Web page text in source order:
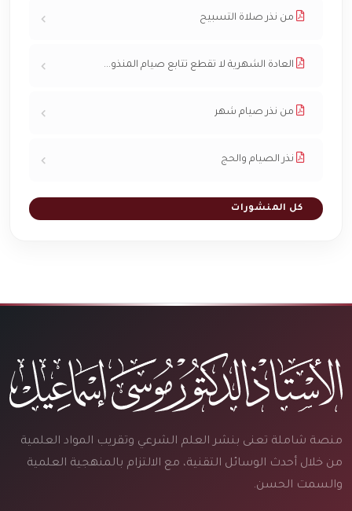
من نذر صلاة التسبيح
العادة الشهرية لا تقطع تتابع صيام المنذو...
من نذر صيام شهر
نذر الصيام والحج
كل المنشورات
منصة شاملة تعنى بنشر العلم الشرعي وتقريب المواد العلمية
من خلال أحدث الوسائل التقنية، مع الالتزام بالمنهجية العلمية
والسمت الحسن.